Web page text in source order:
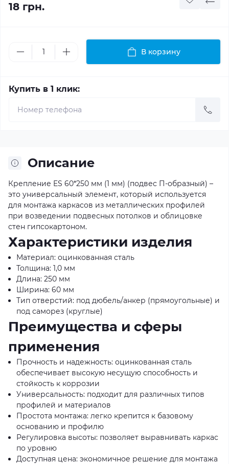
18 грн.
В корзину
Купить в 1 клик:
Описание
Крепление ES 60*250 мм (1 мм) (подвес П-образный) –
это универсальный элемент, который используется
для монтажа каркасов из металлических профилей
при возведении подвесных потолков и облицовке
стен гипсокартоном.
Характеристики изделия
Материал: оцинкованная сталь
Толщина: 1,0 мм
Длина: 250 мм
Ширина: 60 мм
Тип отверстий: под дюбель/анкер (прямоугольные) и
под саморез (круглые)
Преимущества и сферы
применения
Прочность и надежность: оцинкованная сталь
обеспечивает высокую несущую способность и
стойкость к коррозии
Универсальность: подходит для различных типов
профилей и материалов
Простота монтажа: легко крепится к базовому
основанию и профилю
Регулировка высоты: позволяет выравнивать каркас
по уровню
Доступная цена: экономичное решение для монтажа